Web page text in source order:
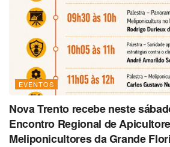
EVENTOS
Nova Trento recebe neste
Encontro Regional de
Meliponicultores da Grande